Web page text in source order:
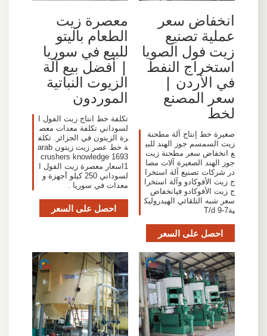
انخفاض سعر
عملية تصنيع
زيت فول الصويا
استخراج النفط
في الأردن |
سعر المصنع
لخط
صغيرة خط إنتاج آلة مطحنة
زيت السمسم جوز الهند للبي
ع انخفاض سعر مطحنة زيت
جوز الهند الصغيرة آلات مصا
در شركات تصنيع آلة استخرا
ج زيت الأفوكادو وآلة استخرا
ج زيت الأفوكادو فيانخفاض
سعر شبه التلقائي الهيدروليك
ية7-9 T/d
احصل على السعر
معصرة زيت
الطعام باليتو
للبيع في سوريا
| أفضل بيع آلة
الزيوت النباتية
الموردون
تكلفة خط انتاج زيت الفول ا
لسوداني تكلفة معدات معص
رة الزيتون في الجزائر. تكلف
ة خط عصر زيت زيتون arab
crushers knowledge 1693
1اسعار معصرة زيت الفول ا
لسوداني 250 كيلو أجهزة و
معدات في سوريا .
احصل على السعر